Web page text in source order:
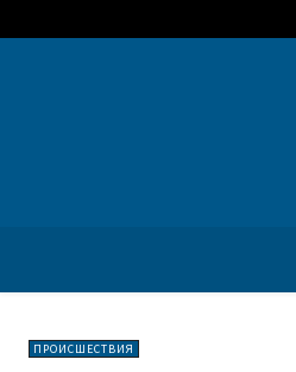
ПРОИСШЕСТВИЯ